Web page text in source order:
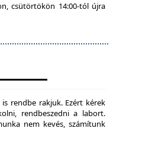
csütörtökön 14:00-tól újra
rendbe rakjuk. Ezért kérek
rendbeszedni a labort.
nem kevés, számítunk